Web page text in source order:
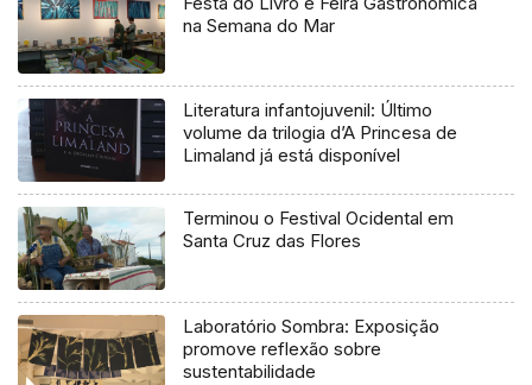
na Semana do Mar
Literatura infantojuvenil: Último
volume da trilogia d’A Princesa de
Limaland já está disponível
Terminou o Festival Ocidental em
Santa Cruz das Flores
Laboratório Sombra: Exposição
promove reflexão sobre
sustentabilidade